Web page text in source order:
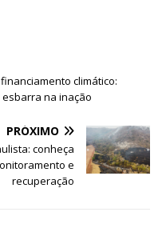
climático:
na inação
PRÓXIMO
conheça
e
recuperação